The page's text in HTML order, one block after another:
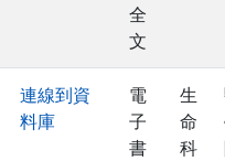
全
文
連線到資
料庫
電
子
書
生
命
科